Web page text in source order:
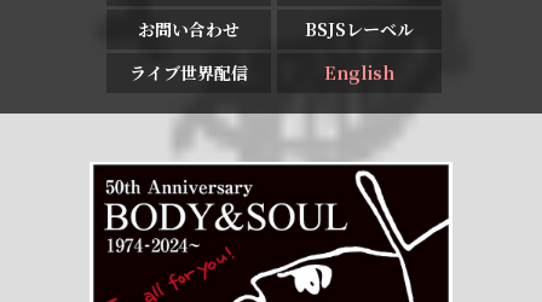
お問い合わせ
BSJSレーベル
ライブ世界配信
English